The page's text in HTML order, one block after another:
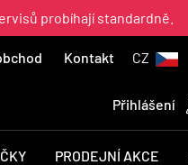
probíhají standardně.
Kontakt CZ
Přihlášení
PRODEJNÍ AKCE